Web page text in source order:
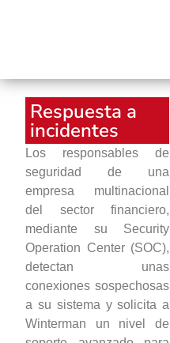
Respuesta a
incidentes
Los responsables de
seguridad de una
empresa multinacional
del sector financiero,
mediante su Security
Operation Center (SOC),
detectan unas
conexiones sospechosas
a su sistema y solicita a
Winterman un nivel de